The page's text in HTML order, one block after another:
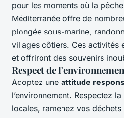
pour les moments où la
Méditerranée offre de
plongée sous-marine,
villages côtiers. Ces activités
et offriront des souvenirs
Respect de
Adoptez une attitude
l’environnement. Respectez
locales, ramenez vos